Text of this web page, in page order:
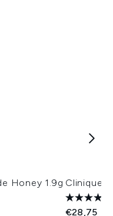
Honey 1.9g Clinique
€28,75